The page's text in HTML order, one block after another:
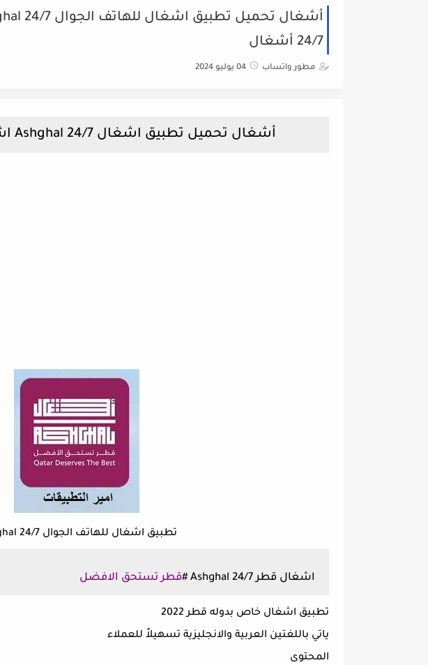
24/7 أشغال
مطور واتساب 04 يوليو 2024
أشغال تحميل تطبيق اشغال Ashghal 24/7 اشغال للهاتف الجوال
تطبيق اشغال للهاتف الجوال Ashghal 24/7
اشغال قطر Ashghal 24/7 # قطر تستحق الافضل
تطبيق اشغال خاص بدوله قطر 2022
ياتي باللغتين العربية والانجليزية تسهيلاً للعملاء
المحتوى